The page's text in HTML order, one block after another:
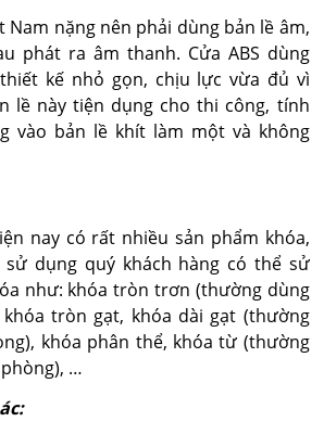
Nam nặng nên phải dùng bản lề âm,
phát ra âm thanh. Cửa ABS dùng
kế nhỏ gọn, chịu lực vừa đủ vì
lề này tiện dụng cho thi công, tính
vào bản lề khít làm một và không
nay có rất nhiều sản phẩm khóa,
dụng quý khách hàng có thể sử
như: khóa tròn trơn (thường dùng
tròn gạt, khóa dài gạt (thường
khóa phân thể, khóa từ (thường
…